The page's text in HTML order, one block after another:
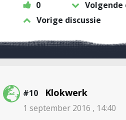
0
Volgende
Vorige discussie
#10 Klokwerk
1 september 2016 , 14:40